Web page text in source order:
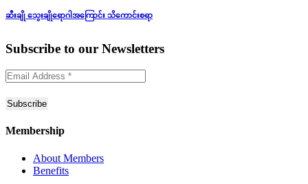
ဆီးချို သွေးချိုရောဂါအကြောင်း သိကောင်းစရာ
Subscribe to our Newsletters
Membership
About Members
Benefits